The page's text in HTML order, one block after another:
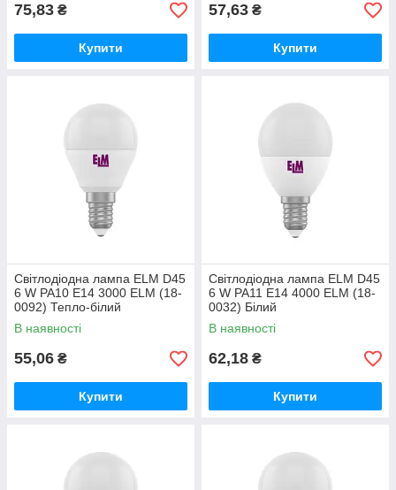
75,83 ₴
Купити
57,63 ₴
Купити
Світлодіодна лампа ELM D45
6 W PA10 E14 3000 ELM (18-
0092) Тепло-білий
В наявності
55,06 ₴
Купити
Світлодіодна лампа ELM D45
6 W PA11 E14 4000 ELM (18-
0032) Білий
В наявності
62,18 ₴
Купити